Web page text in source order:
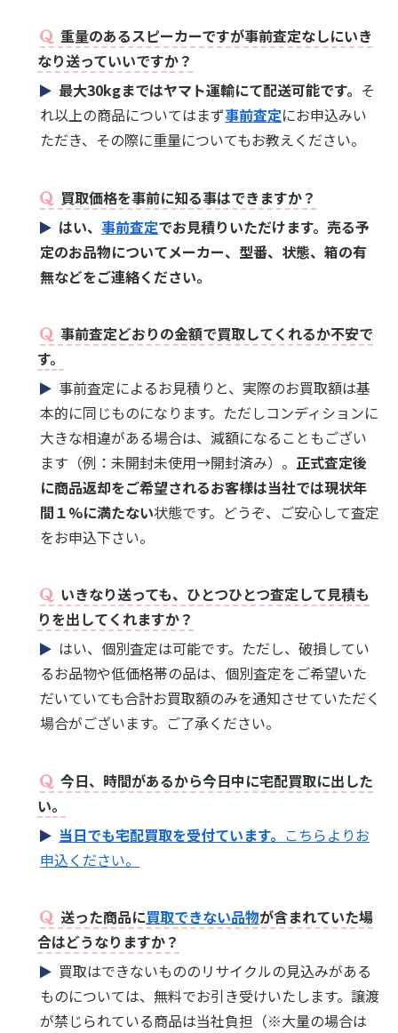
重量のあるスピーカーですが事前査定なしにいき
なり送っていいですか？
最大30kgまではヤマト運輸にて配送可能です。 そ
れ以上の商品についてはまず事前査定にお申込みい
ただき、その際に重量についてもお教えください。
買取価格を事前に知る事はできますか？
はい、事前査定でお見積りいただけます。売る予
定のお品物についてメーカー、型番、状態、箱の有
無などをご連絡ください。
事前査定どおりの金額で買取してくれるか不安で
す。
事前査定によるお見積りと、実際のお買取額は基
本的に同じものになります。ただしコンディションに
大きな相違がある場合は、減額になることもござい
ます（例：未開封未使用→開封済み）。 正式査定後
に商品返却をご希望されるお客様は当社では現状年
間１%に満たない状態です。どうぞ、ご安心して査定
をお申込下さい。
いきなり送っても、ひとつひとつ査定して見積も
りを出してくれますか？
はい、個別査定は可能です。ただし、破損してい
るお品物や低価格帯の品は、個別査定をご希望いた
だいていても合計お買取額のみを通知させていただく
場合がございます。ご了承ください。
今日、時間があるから今日中に宅配買取に出した
い。
当日でも宅配買取を受付ています。 こちらよりお
申込ください。
送った商品に買取できない品物が含まれていた場
合はどうなりますか？
買取はできないもののリサイクルの見込みがある
ものについては、無料でお引き受けいたします。譲渡
が禁じられている商品は当社負担（※大量の場合は